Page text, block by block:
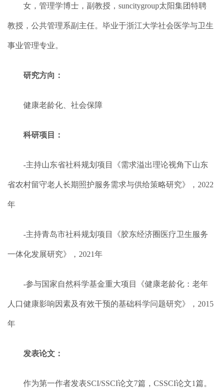
女，管理学博士，副教授，suncitygroup太阳集团特聘
教授，公共管理系副主任。毕业于浙江大学社会医学与卫生
事业管理专业。
研究方向：
健康老龄化、社会保障
科研项目：
-主持山东省社科规划项目《需求溢出理论视角下山东
省农村留守老人长期照护服务需求与供给策略研究》，2022
年
-主持青岛市社科规划项目《胶东经济圈医疗卫生服务
一体化发展研究》，2021年
-参与国家自然科学基金重大项目《健康老龄化：老年
人口健康影响因素及有效干预的基础科学问题研究》，2015
年
发表论文：
作为第一作者发表SCI/SSCI论文7篇，CSSCI论文1篇。